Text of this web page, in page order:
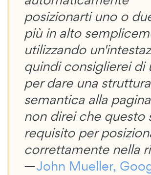
posizionarti uno o
più in alto
utilizzando
quindi consiglierei di
per dare una struttura
semantica alla
non direi che questo
requisito per
correttamente nella
—John Mueller,